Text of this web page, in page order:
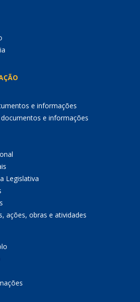
e informações
e informações
Legislativa
ações, obras e atividades